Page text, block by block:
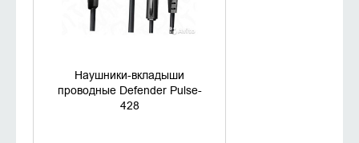
Наушники-вкладыши
проводные Defender Pulse-
428